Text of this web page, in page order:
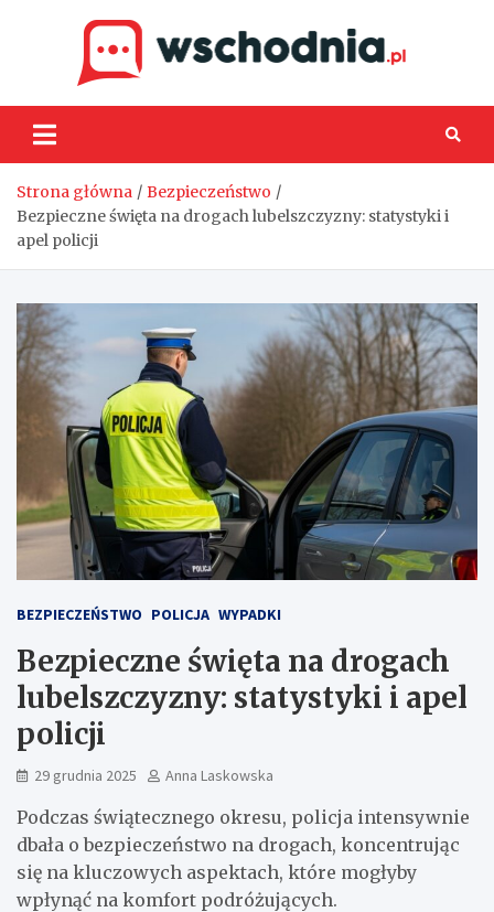
Strona główna
Bezpieczeństwo
Bezpieczne święta na drogach lubelszczyzny: statystyki i
apel policji
BEZPIECZEŃSTWO POLICJA WYPADKI
Bezpieczne święta na drogach
lubelszczyzny: statystyki i apel
policji
29 grudnia 2025 Anna Laskowska
Podczas świątecznego okresu, policja intensywnie
dbała o bezpieczeństwo na drogach, koncentrując
się na kluczowych aspektach, które mogłyby
wpłynąć na komfort podróżujących.